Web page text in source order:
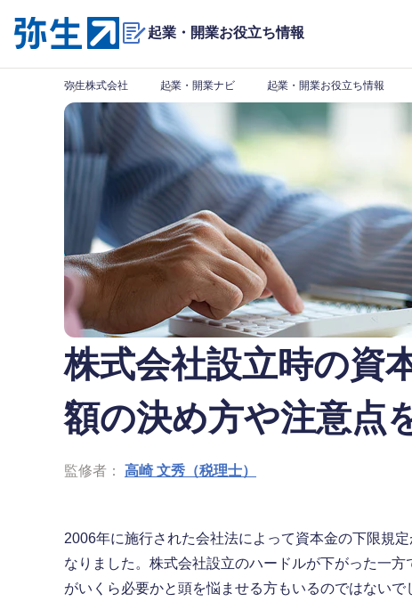
起業・開業お役立ち情報
弥生株式会社 起業・開業ナビ 起業・開業お役立ち情報
株式会社設立時の資
額の決め方や注意点
監修者： 高崎 文秀（税理士）
2006年に施行された会社法によって資本金の下限規
なりました。株式会社設立のハードルが下がった一
がいくら必要かと頭を悩ませる方もいるのではないで